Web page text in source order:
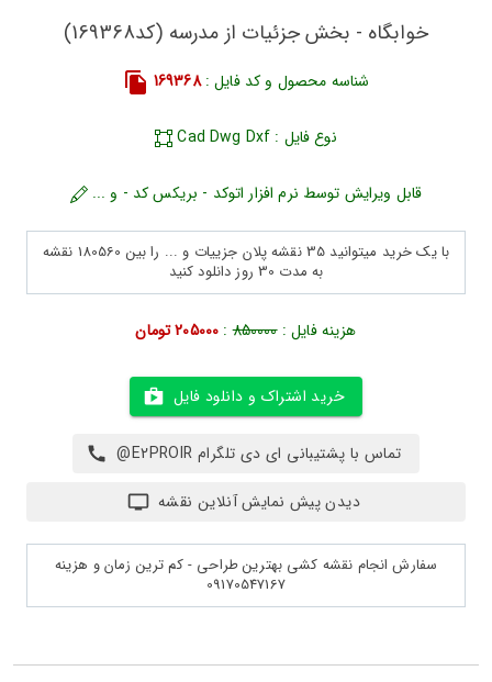
خوابگاه - بخش جزئیات از مدرسه (کد169368)
شناسه محصول و کد فایل :169368
نوع فایل : Cad Dwg Dxf
قابل ویرایش توسط نرم افزار اتوکد - بریکس کد - و ...
با یک خرید میتوانید 35 نقشه پلان جزییات و ... را بین 180560 نقشه
به مدت 30 روز دانلود کنید
هزینه فایل :850000
: 205000 تومان
خرید اشتراک و دانلود فایل
تماس با پشتیبانی ای دی تلگرام E2PROIR@
دیدن پیش نمایش آنلاین نقشه
سفارش انجام نقشه کشی بهترین طراحی - کم ترین زمان و هزینه
09170547167